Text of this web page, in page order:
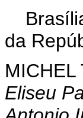
da
MICHEL
Eliseu